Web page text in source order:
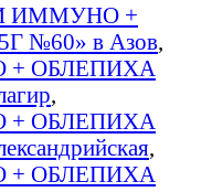
ИММУНО +
№60» в Азов,
ОБЛЕПИХА
,
ОБЛЕПИХА
,
ОБЛЕПИХА